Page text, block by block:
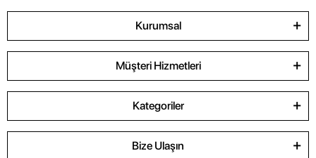
Kurumsal
Müşteri Hizmetleri
Kategoriler
Bize Ulaşın